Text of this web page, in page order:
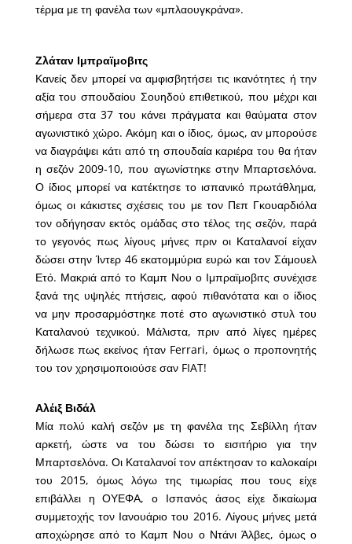
τέρμα με τη φανέλα των «μπλαουγκράνα».
Ζλάταν Ιμπραϊμοβιτς
Κανείς δεν μπορεί να αμφισβητήσει τις ικανότητες ή την
αξία του σπουδαίου Σουηδού επιθετικού, που μέχρι και
σήμερα στα 37 του κάνει πράγματα και θαύματα στον
αγωνιστικό χώρο. Ακόμη και ο ίδιος, όμως, αν μπορούσε
να διαγράψει κάτι από τη σπουδαία καριέρα του θα ήταν
η σεζόν 2009-10, που αγωνίστηκε στην Μπαρτσελόνα.
Ο ίδιος μπορεί να κατέκτησε το ισπανικό πρωτάθλημα,
όμως οι κάκιστες σχέσεις του με τον Πεπ Γκουαρδιόλα
τον οδήγησαν εκτός ομάδας στο τέλος της σεζόν, παρά
το γεγονός πως λίγους μήνες πριν οι Καταλανοί είχαν
δώσει στην Ίντερ 46 εκατομμύρια ευρώ και τον Σάμουελ
Ετό. Μακριά από το Καμπ Νου ο Ιμπραϊμοβιτς συνέχισε
ξανά της υψηλές πτήσεις, αφού πιθανότατα και ο ίδιος
να μην προσαρμόστηκε ποτέ στο αγωνιστικό στυλ του
Καταλανού τεχνικού. Μάλιστα, πριν από λίγες ημέρες
δήλωσε πως εκείνος ήταν Ferrari, όμως ο προπονητής
του τον χρησιμοποιούσε σαν FIAT!
Αλέιξ Βιδάλ
Μία πολύ καλή σεζόν με τη φανέλα της Σεβίλλη ήταν
αρκετή, ώστε να του δώσει το εισιτήριο για την
Μπαρτσελόνα. Οι Καταλανοί τον απέκτησαν το καλοκαίρι
του 2015, όμως λόγω της τιμωρίας που τους είχε
επιβάλλει η ΟΥΕΦΑ, ο Ισπανός άσος είχε δικαίωμα
συμμετοχής τον Ιανουάριο του 2016. Λίγους μήνες μετά
αποχώρησε από το Καμπ Νου ο Ντάνι Άλβες, όμως ο